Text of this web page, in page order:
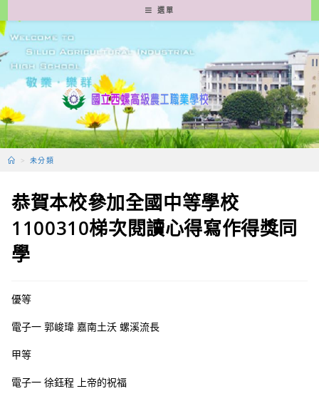
轉
至
要
容
選單
> 未分類
恭賀本校參加全國中等學校
1100310梯次閱讀心得寫作得獎同
學
優等
電子一 郭峻瑋 嘉南土沃 螺溪流長
甲等
電子一 徐鈺程 上帝的祝福